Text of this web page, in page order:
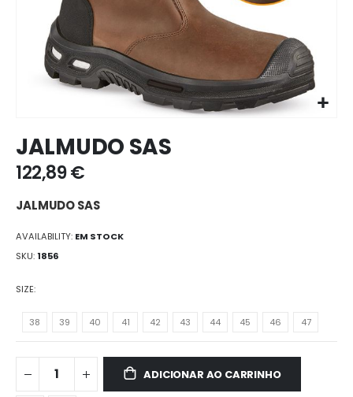
para
o
início
galeria
imagens
JALMUDO SAS
122,89 €
JALMUDO SAS
AVAILABILITY: EM STOCK
SKU 1856
SIZE
38 39 40 41 42 43 44 45 46 47
ADICIONAR AO CARRINHO